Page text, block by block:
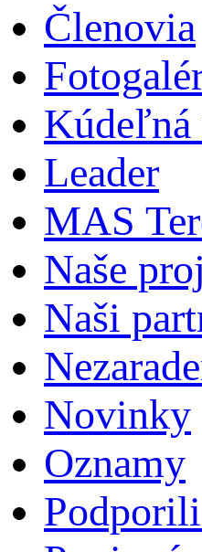
Členovia
Kúdeľná
Leader
MAS
Naše
Naši
Novinky
Oznamy